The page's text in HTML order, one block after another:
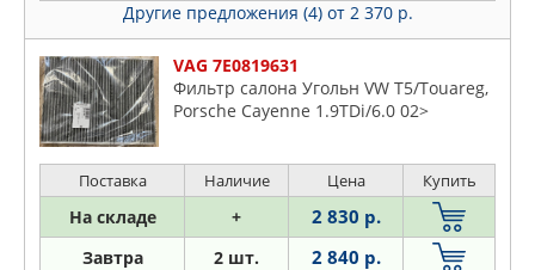
Другие предложения (4) от 2 370 р.
VAG 7E0819631
Фильтр салона Угольн VW T5/Touareg,
Porsche Cayenne 1.9TDi/6.0 02>
Поставка Наличие Цена Купить
На складе + 2 830 р.
Завтра 2 шт. 2 840 р.